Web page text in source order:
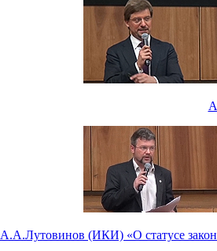
А.А.Лутовинов (ИКИ) «О статусе